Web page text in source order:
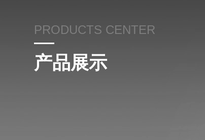
PRODUCTS CENTER
产品展示